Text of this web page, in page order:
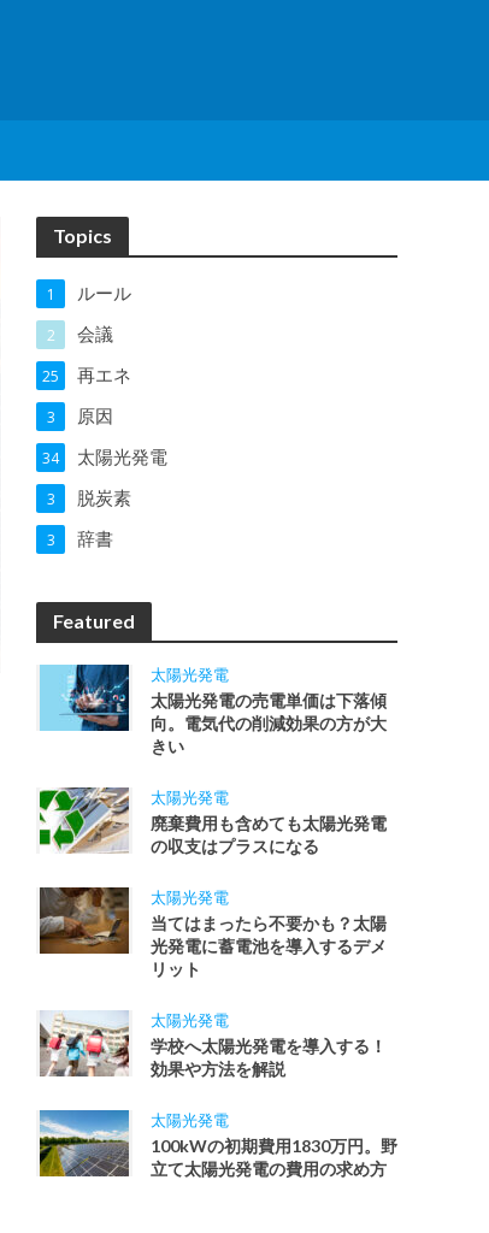
Topics
ルール
1
会議
2
再エネ
25
原因
3
太陽光発電
34
脱炭素
3
辞書
3
Featured
太陽光発電
太陽光発電の売電単価は下落傾
向。電気代の削減効果の方が大
きい
太陽光発電
廃棄費用も含めても太陽光発電
の収支はプラスになる
太陽光発電
当てはまったら不要かも？太陽
光発電に蓄電池を導入するデメ
リット
太陽光発電
学校へ太陽光発電を導入する！
効果や方法を解説
太陽光発電
100kWの初期費用1830万円。野
立て太陽光発電の費用の求め方